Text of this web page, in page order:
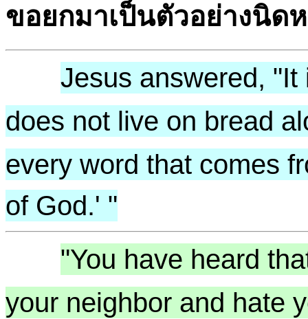
ขอยกมาเป็นตัวอย่างนิด
Jesus answered,
does not live on bread
every word that comes
of God.' "
"You have heard
your neighbor and hate